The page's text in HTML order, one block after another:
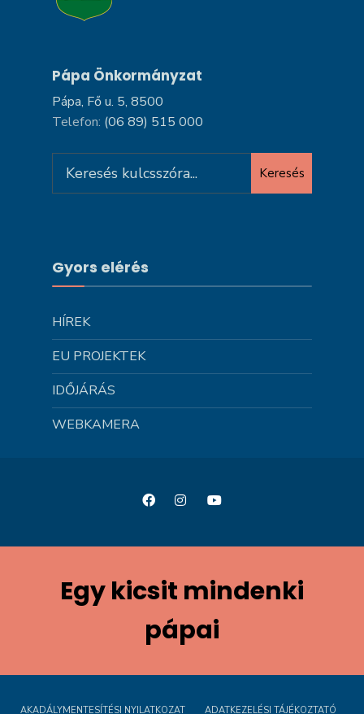
Pápa Önkormányzat
Pápa, Fő u. 5, 8500
Telefon: (06 89) 515 000
for:
Keresés
Gyors elérés
HÍREK
EU PROJEKTEK
IDŐJÁRÁS
WEBKAMERA
Egy kicsit mindenki
pápai
AKADÁLYMENTESÍTÉSI NYILATKOZAT ADATKEZELÉSI TÁJÉKOZTATÓ